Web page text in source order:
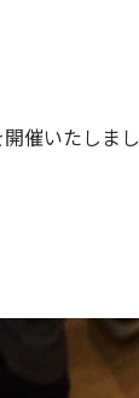
催いたしまし